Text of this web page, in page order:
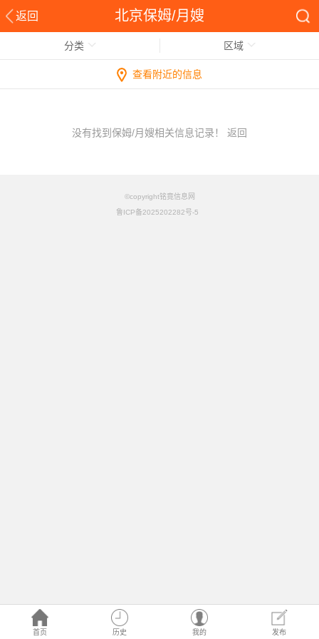
返回 北京保姆/月嫂
首页 历史 我的 发布
分类 区域
查看附近的信息
没有找到保姆/月嫂相关信息记录！ 返回
©copyright铭竟信息网
鲁ICP备2025202282号-5